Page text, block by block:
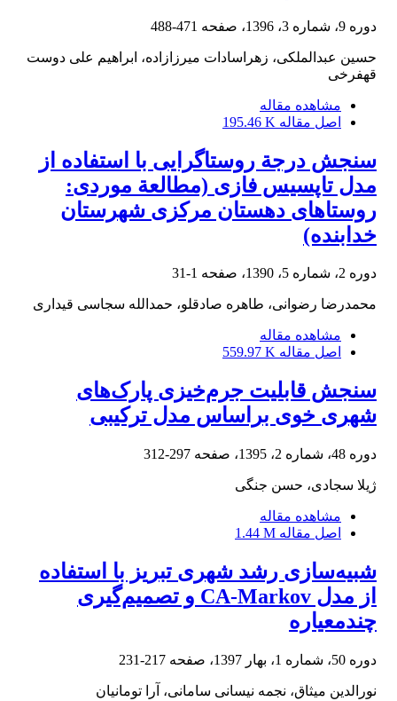
دوره 9، شماره 3، 1396، صفحه 471-488
حسین عبدالملکی، زهراسادات میرزازاده، ابراهیم علی دوست
قهفرخی
مشاهده مقاله
اصل مقاله 195.46 K
سنجش درجة روستاگرایی با استفاده از
مدل تاپسیس فازی (مطالعة موردی:
روستاهای دهستان مرکزی شهرستان
خدابنده)
دوره 2، شماره 5، 1390، صفحه 1-31
محمدرضا رضوانی، طاهره صادقلو، حمدالله سجاسی قیداری
مشاهده مقاله
اصل مقاله 559.97 K
سنجش قابلیت جرم‌خیزی پارک‌های
شهری خوی براساس مدل ترکیبی
دوره 48، شماره 2، 1395، صفحه 297-312
ژیلا سجادی، حسن جنگی
مشاهده مقاله
اصل مقاله 1.44 M
شبیه‌سازی رشد شهری تبریز با استفاده
از مدل CA-Markov و تصمیم‌گیری
چندمعیاره
دوره 50، شماره 1، بهار 1397، صفحه 217-231
نورالدین میثاق، نجمه نیسانی سامانی، آرا تومانیان